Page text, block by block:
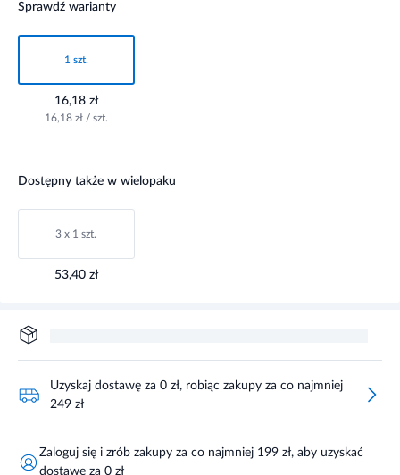
Sprawdź warianty
1 szt.
16,18 zł
16,18 zł / szt.
Dostępny także w wielopaku
3 x 1 szt.
53,40 zł
Uzyskaj dostawę za 0 zł, robiąc zakupy za co najmniej
249 zł
Zaloguj się i zrób zakupy za co najmniej 199 zł, aby uzyskać
dostawę za 0 zł